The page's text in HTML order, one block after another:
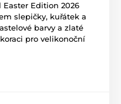
Edition 2026
slepičky, kuřátek a
barvy a zlaté
pro velikonoční